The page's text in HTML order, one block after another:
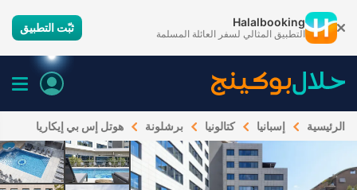
Halalbooking
التطبيق المثالي لسفر العائلة المسلمة ثبّت التطبيق
الرئيسية إسبانيا كتالونيا برشلونة هوتل إس بي إيكاريا